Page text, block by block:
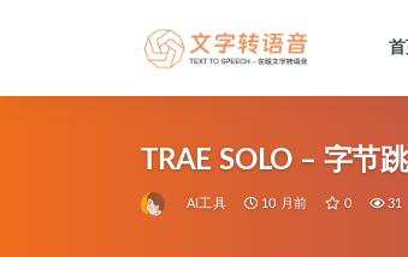
TRAE SOLO – 字节
AI工具 10 月前 0 31